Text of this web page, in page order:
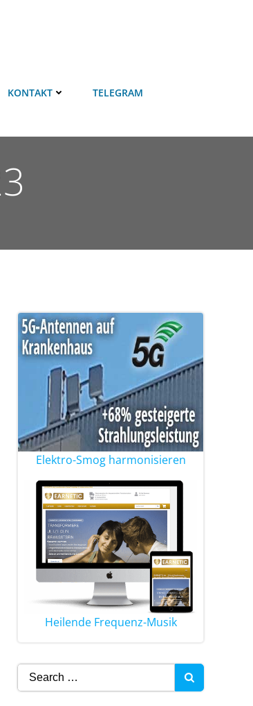
KONTAKT TELEGRAM
Elektro-Smog harmonisieren
Heilende Frequenz-Musik